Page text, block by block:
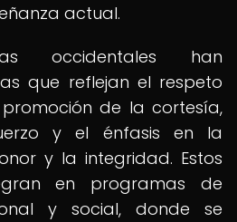
actual.
occidentales han
que reflejan el respeto
de la cortesía,
y el énfasis en la
y la integridad. Estos
en programas de
y social, donde se